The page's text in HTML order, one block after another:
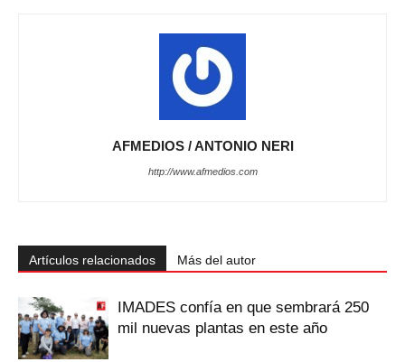
AFMEDIOS / ANTONIO NERI
http://www.afmedios.com
Artículos relacionados Más del autor
IMADES confía en que sembrará 250
mil nuevas plantas en este año